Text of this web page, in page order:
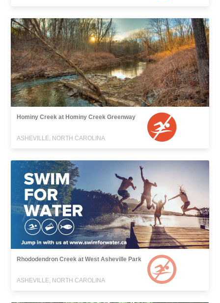
Hominy Creek at Hominy Creek Greenway
ASHEVILLE, NORTH CAROLINA
Rhododendron Creek at West Asheville Park
ASHEVILLE, NORTH CAROLINA